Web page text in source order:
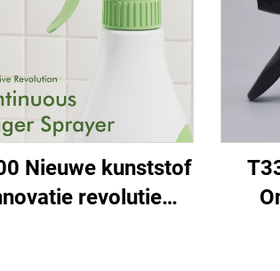
Nieuwe kunststof
revolutie